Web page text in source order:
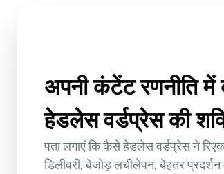
अपनी कंटेंट रणनीति में
हेडलेस वर्डप्रेस की
पता लगाएं कि कैसे हेडलेस वर्डप्रेस ने
डिलीवरी, बेजोड़ लचीलेपन, बेहतर